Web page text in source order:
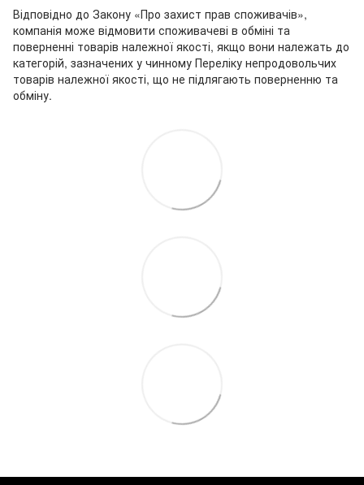
Відповідно до Закону «Про захист прав споживачів»,
компанія може відмовити споживачеві в обміні та
поверненні товарів належної якості, якщо вони належать до
категорій, зазначених у чинному Переліку непродовольчих
товарів належної якості, що не підлягають поверненню та
обміну.